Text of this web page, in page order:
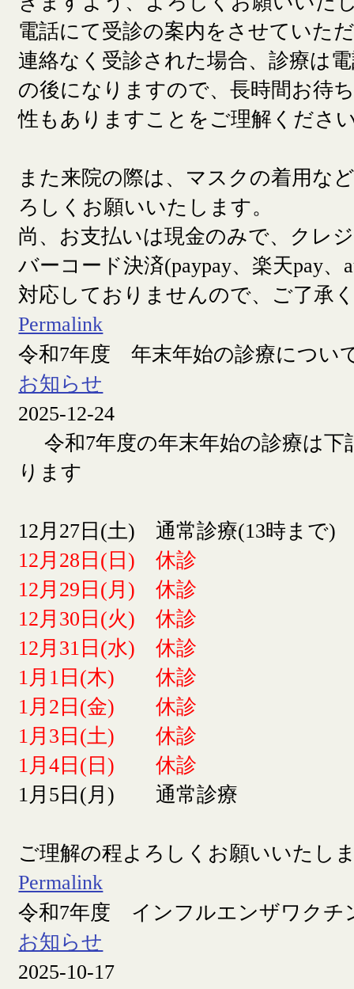
電話にて受診の案内をさせていた
連絡なく受診された場合、診療は
の後になりますので、長時間お待
性もありますことをご理解くださ
また来院の際は、マスクの着用な
ろしくお願いいたします。
尚、お支払いは現金のみで、クレ
バーコード決済(paypay、楽天pay、
対応しておりませんので、ご了承
Permalink
令和7年度 年末年始の診療につい
お知らせ
2025-12-24
令和7年度の年末年始の診療は下
ります
12月27日(土) 通常診療(13時まで)
12月28日(日) 休診
12月29日(月) 休診
12月30日(火) 休診
12月31日(水) 休診
1月1日(木) 休診
1月2日(金) 休診
1月3日(土) 休診
1月4日(日) 休診
1月5日(月) 通常診療
ご理解の程よろしくお願いいたし
Permalink
令和7年度 インフルエンザワクチ
お知らせ
2025-10-17